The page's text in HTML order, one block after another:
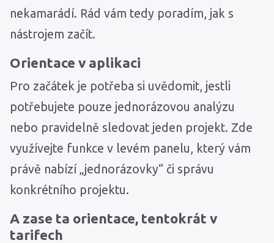
nekamarádí. Rád vám tedy poradím, jak s
nástrojem začít.
Orientace v aplikaci
Pro začátek je potřeba si uvědomit, jestli
potřebujete pouze jednorázovou analýzu
nebo pravidelně sledovat jeden projekt. Zde
využívejte funkce v levém panelu, který vám
právě nabízí „jednorázovky“ či správu
konkrétního projektu.
A zase ta orientace, tentokrát v
tarifech